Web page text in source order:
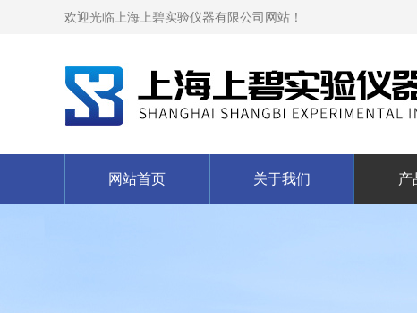
欢迎光临上海上碧实验仪器有限公司网站！
网站首页 关于我们 产